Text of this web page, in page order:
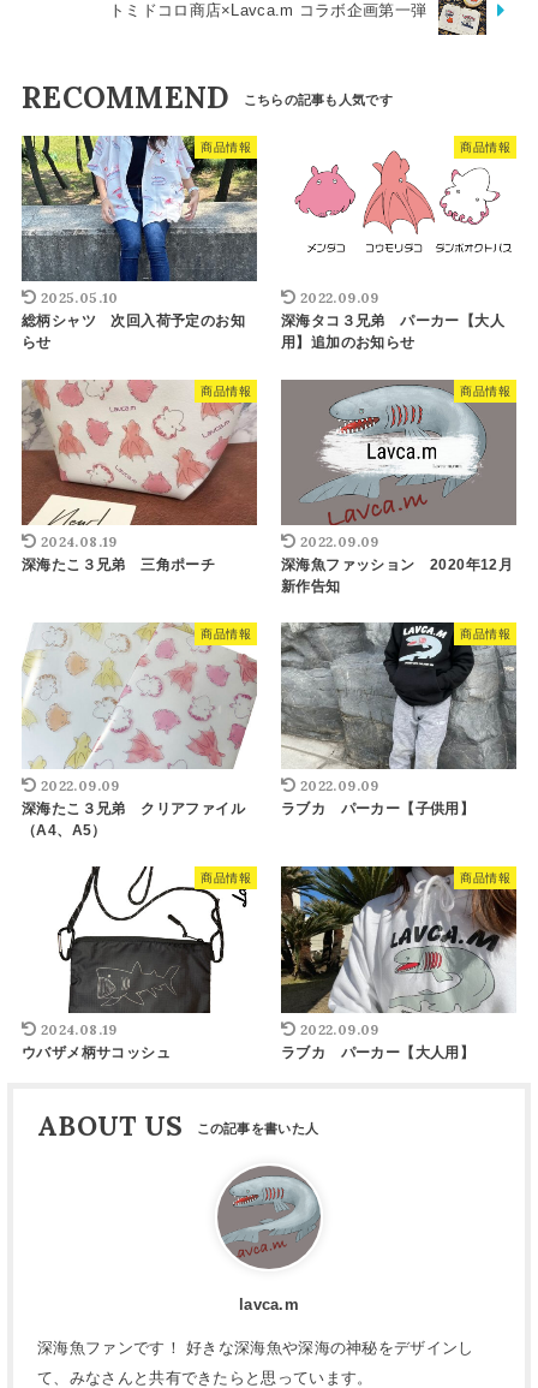
トミドコロ商店×Lavca.m コラボ企画第一弾
RECOMMEND
商品情報
2025.05.10
総柄シャツ 次回入荷予定のお知
らせ
商品情報
2022.09.09
深海タコ３兄弟 パーカー【大人
用】追加のお知らせ
商品情報
2024.08.19
深海たこ３兄弟 三角ポーチ
商品情報
2022.09.09
深海魚ファッション 2020年12月
新作告知
商品情報
2022.09.09
深海たこ３兄弟 クリアファイル
（A4、A5）
商品情報
2022.09.09
ラブカ パーカー【子供用】
商品情報
2024.08.19
ウバザメ柄サコッシュ
商品情報
2022.09.09
ラブカ パーカー【大人用】
ABOUT US
lavca.m
深海魚ファンです！ 好きな深海魚や深海の神秘をデザインし
て、みなさんと共有できたらと思っています。